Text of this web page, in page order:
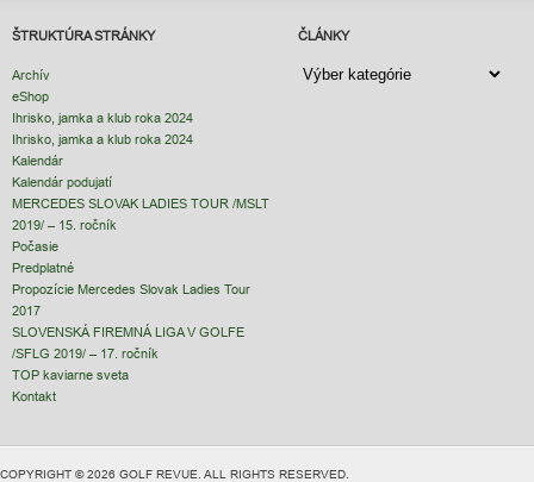
ŠTRUKTÚRA STRÁNKY
Archív
eShop
Ihrisko, jamka a klub roka 2024
Ihrisko, jamka a klub roka 2024
Kalendár
Kalendár podujatí
MERCEDES SLOVAK LADIES TOUR /MSLT
2019/ – 15. ročník
Počasie
Predplatné
Propozície Mercedes Slovak Ladies Tour
2017
SLOVENSKÁ FIREMNÁ LIGA V GOLFE
/SFLG 2019/ – 17. ročník
TOP kaviarne sveta
Kontakt
ČLÁNKY
ČLÁNKY
COPYRIGHT © 2026 GOLF REVUE. ALL RIGHTS RESERVED.